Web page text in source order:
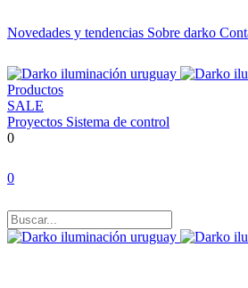
Novedades y tendencias Sobre darko
Productos
SALE
Proyectos Sistema de control
0
0